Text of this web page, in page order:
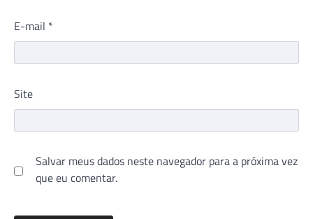
E-mail *
Site
Salvar meus dados neste navegador para a próxima vez
que eu comentar.